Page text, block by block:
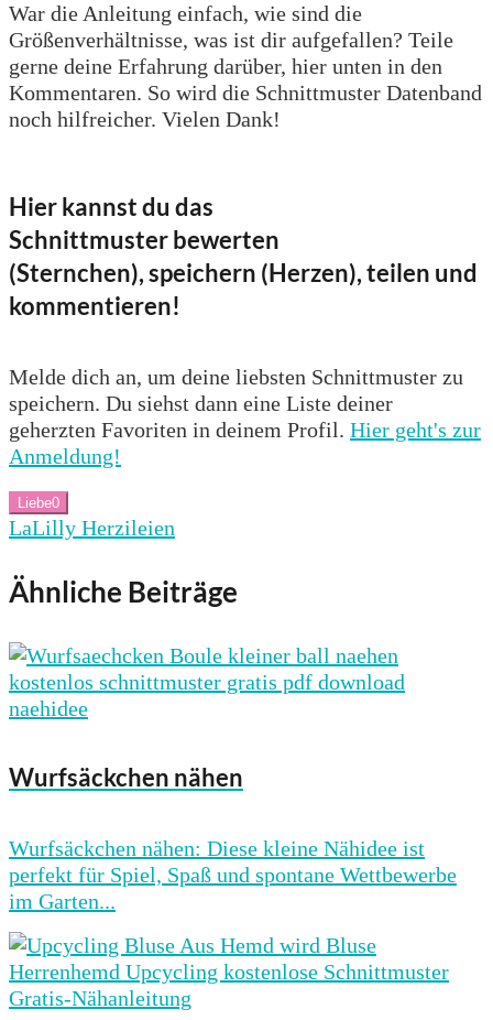
War die Anleitung einfach, wie sind die
Größenverhältnisse, was ist dir aufgefallen? Teile
gerne deine Erfahrung darüber, hier unten in den
Kommentaren. So wird die Schnittmuster Datenband
noch hilfreicher. Vielen Dank!
Hier kannst du das
Schnittmuster bewerten
(Sternchen), speichern (Herzen), teilen und
kommentieren!
Melde dich an, um deine liebsten Schnittmuster zu
speichern. Du siehst dann eine Liste deiner
geherzten Favoriten in deinem Profil. Hier geht's zur
Anmeldung!
Liebe0
LaLilly Herzileien
Ähnliche Beiträge
Wurfsäckchen nähen
Wurfsäckchen nähen: Diese kleine Nähidee ist
perfekt für Spiel, Spaß und spontane Wettbewerbe
im Garten...